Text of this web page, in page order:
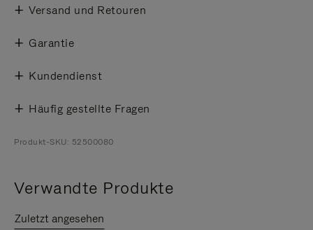
Versand und Retouren
Garantie
Kundendienst
Häufig gestellte Fragen
Produkt-SKU: 52500080
Verwandte Produkte
Zuletzt angesehen